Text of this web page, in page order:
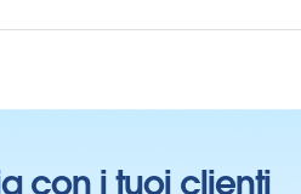
con i tuoi clienti